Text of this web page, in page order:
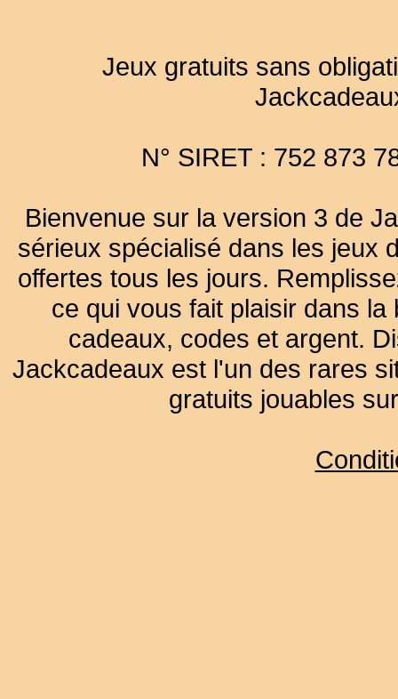
Jeux gratuits sans
N° SIRET : 752 873
Bienvenue sur la version 3 de
sérieux spécialisé dans les jeux
offertes tous les jours.
ce qui vous fait plaisir dans
cadeaux, codes et argent.
Jackcadeaux est l'un des rares
gratuits jouables